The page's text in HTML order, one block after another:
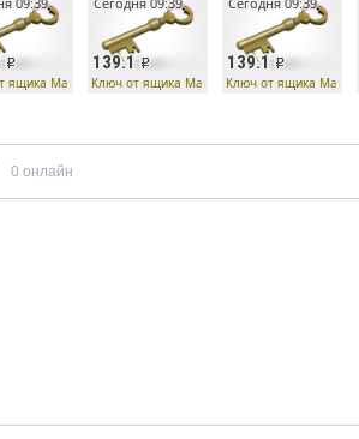
ящика Манн Ко
139.1
Ключ от ящика Манн Ко
139.1
Ключ от ящика Манн
0 онлайн